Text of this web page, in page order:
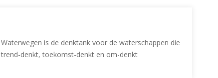
Waterwegen is de denktank voor de waterschappen die
trend-denkt, toekomst-denkt en om-denkt